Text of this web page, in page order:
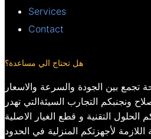
Services
Contact
هل تحتاج الي مساعدة؟
تجمع بين الجودة والسرعة والاسعار
ونجنبكم التجارب السيئةالتي تهدر
التقنية و قطع الغيار الاصلية
لأجهزتكم المنزلية في الحدود